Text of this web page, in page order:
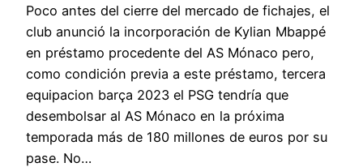
Poco antes del cierre del mercado de fichajes, el
club anunció la incorporación de Kylian Mbappé
en préstamo procedente del AS Mónaco pero,
como condición previa a este préstamo, tercera
equipacion barça 2023 el PSG tendría que
desembolsar al AS Mónaco en la próxima
temporada más de 180 millones de euros por su
pase. No…